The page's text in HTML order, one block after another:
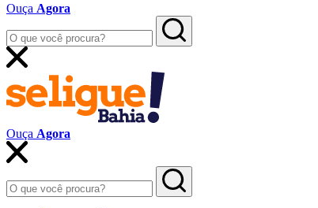
Ouça Agora
Ouça Agora